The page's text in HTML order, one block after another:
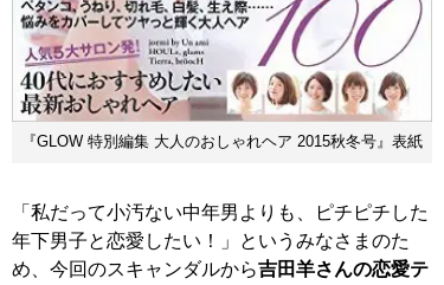
『GLOW 特別編集 大人のおしゃれヘア 2015秋冬号』表紙
「私だって小汚ない中年男よりも、ピチピチした
年下男子と恋愛したい！」というみなさまのた
め、今回のスキャンダルから吉田羊さんの恋愛テ